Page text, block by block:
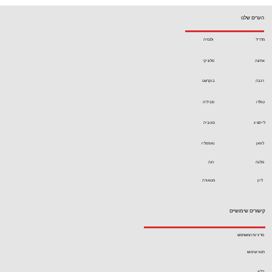
קישורים שימושיים
תנאי שימוש
מדיניות המשתמש
הערים שלנו
סביליה
ולנסיה מדריד
סלוניקי אתונה
טולדו
בוקרשט
נאפפליו
ז'נבה
לוזאן
סגוביה
מלגה
לייפציג
מטאורה
וינה
ליון